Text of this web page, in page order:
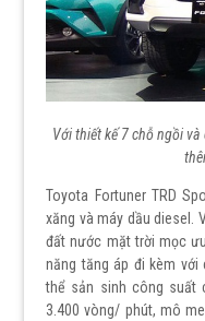
Với thiết kế 7 chỗ ngồi
Toyota Fortuner TRD
xăng và máy dầu diesel.
đất nước mặt trời mọc
năng tăng áp đi kèm với
thể sản sinh công suất
3.400 vòng/ phút, mô